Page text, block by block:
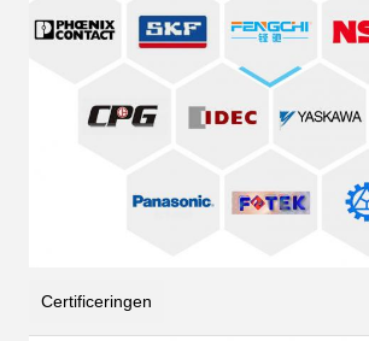
Certificeringen